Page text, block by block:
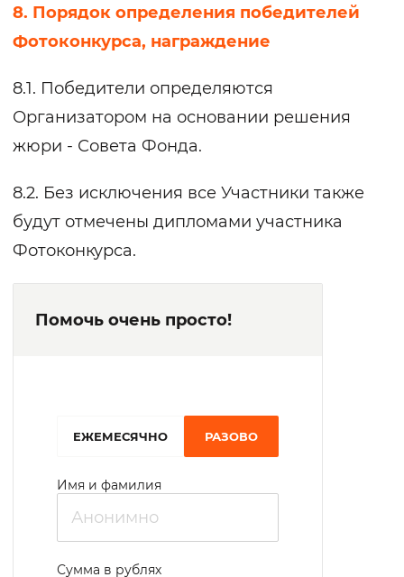
8. Порядок определения победителей
Фотоконкурса, награждение
8.1. Победители определяются
Организатором на основании решения
жюри - Совета Фонда.
8.2. Без исключения все Участники также
будут отмечены дипломами участника
Фотоконкурса.
Помочь очень просто!
EЖЕМЕСЯЧНО РАЗОВО
Имя и фамилия
Сумма в рублях